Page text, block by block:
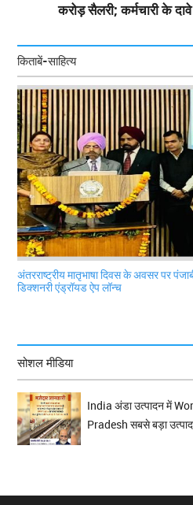
करोड़ सैलरी; कर्मचारी के
किताबें-साहित्य
अंतरराष्ट्रीय मातृभाषा दिवस के अवसर पर
डिक्शनरी एंड्रॉयड ऐप लॉन्च
सोशल मीडिया
India अंडा उत्पादन में
Pradesh सबसे बड़ा